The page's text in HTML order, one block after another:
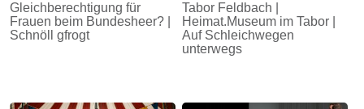
Gleichberechtigung für
Frauen beim Bundesheer? |
Schnöll gfrogt
Tabor Feldbach |
Heimat.Museum im Tabor |
Auf Schleichwegen
unterwegs